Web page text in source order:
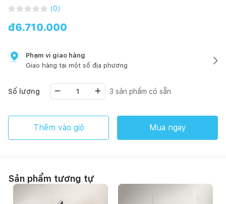
(0)
đ6.710.000
Phạm vi giao hàng
Giao hàng tại một số địa phương
Số lượng 3 sản phẩm có sẵn
Thêm vào giỏ Mua ngay
Sản phẩm tương tự